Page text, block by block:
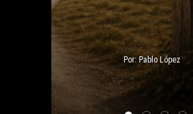
Por: Pablo López